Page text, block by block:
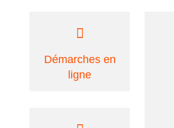
Démarches en
ligne